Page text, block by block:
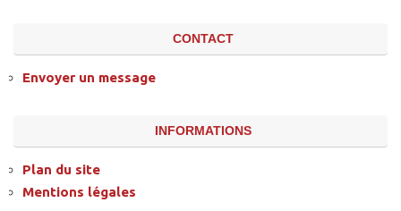
CONTACT
Envoyer un message
INFORMATIONS
Plan du site
Mentions légales